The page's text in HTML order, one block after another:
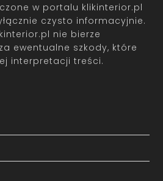
w portalu klikinterior.pl
czysto informacyjnie.
nie bierze
ewentualne szkody, które
interpretacji treści.